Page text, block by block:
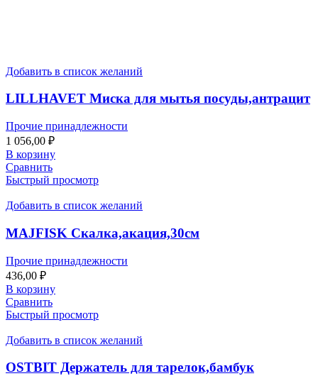
Добавить в список желаний
LILLHAVET Миска для мытья посуды,антрацит
Прочие принадлежности
1 056,00 ₽
В корзину
Сравнить
Быстрый просмотр
Добавить в список желаний
MAJFISK Скалка,акация,30см
Прочие принадлежности
436,00 ₽
В корзину
Сравнить
Быстрый просмотр
Добавить в список желаний
OSTBIT Держатель для тарелок,бамбук